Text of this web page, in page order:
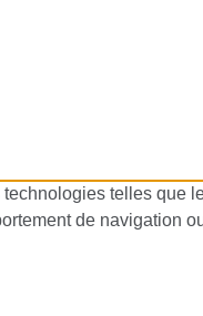
telles
de navigation